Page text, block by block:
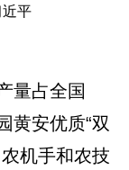
量占全国
黄安优质“双
机手和农技